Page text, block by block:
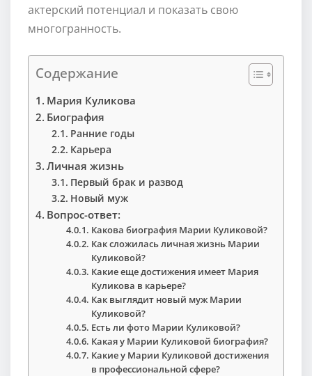
актерский потенциал и показать свою
многогранность.
Содержание
Мария Куликова
Биография
Ранние годы
Карьера
Личная жизнь
Первый брак и развод
Новый муж
Вопрос-ответ:
Какова биография Марии Куликовой?
Как сложилась личная жизнь Марии
Куликовой?
Какие еще достижения имеет Мария
Куликова в карьере?
Как выглядит новый муж Марии
Куликовой?
Есть ли фото Марии Куликовой?
Какая у Марии Куликовой биография?
Какие у Марии Куликовой достижения
в профессиональной сфере?